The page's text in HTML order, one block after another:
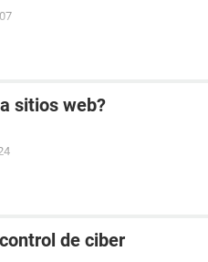
sitios web?
de ciber